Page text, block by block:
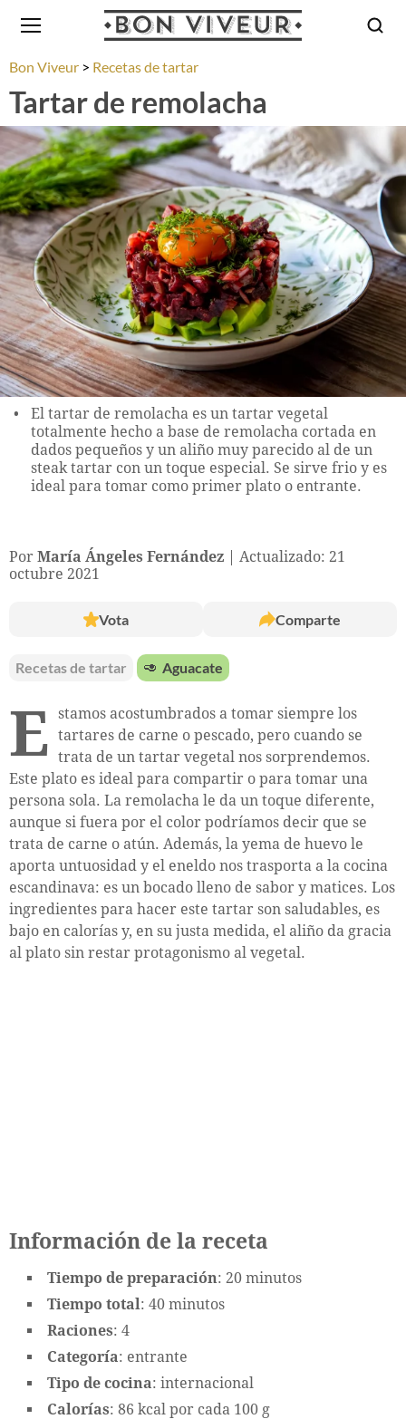
Bon Viveur Recetas de tartar
Tartar de remolacha
El tartar de remolacha es un tartar vegetal
totalmente hecho a base de remolacha cortada en
dados pequeños y un aliño muy parecido al de un
steak tartar con un toque especial. Se sirve frio y es
ideal para tomar como primer plato o entrante.
Por María Ángeles Fernández
Actualizado: 21
octubre 2021
Vota Comparte
Recetas de tartar 🥑 Aguacate
E stamos acostumbrados a tomar siempre los
tartares de carne o pescado, pero cuando se
trata de un tartar vegetal nos sorprendemos.
Este plato es ideal para compartir o para tomar una
persona sola. La remolacha le da un toque diferente,
aunque si fuera por el color podríamos decir que se
trata de carne o atún. Además, la yema de huevo le
aporta untuosidad y el eneldo nos trasporta a la cocina
escandinava: es un bocado lleno de sabor y matices. Los
ingredientes para hacer este tartar son saludables, es
bajo en calorías y, en su justa medida, el aliño da gracia
al plato sin restar protagonismo al vegetal.
Información de la receta
Tiempo de preparación: 20 minutos
Tiempo total : 40 minutos
Raciones: 4
Categoría: entrante
Tipo de cocina: internacional
Calorías: 86 kcal por cada 100 g